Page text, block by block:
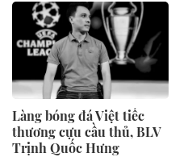
Làng bóng đá Việt tiếc
thương cựu cầu thủ, BLV
Trịnh Quốc Hưng